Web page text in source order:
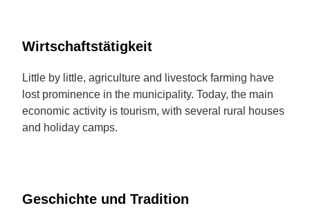
Wirtschaftstätigkeit
Little by little, agriculture and livestock farming have
lost prominence in the municipality. Today, the main
economic activity is tourism, with several rural houses
and holiday camps.
Geschichte und Tradition